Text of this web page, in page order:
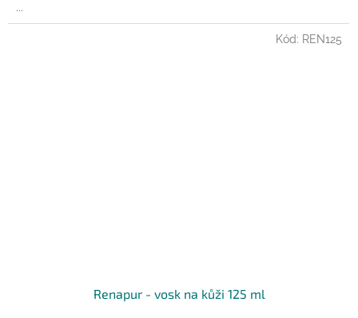
...
Renapur - vosk na kůži 125 ml
Kód: REN125